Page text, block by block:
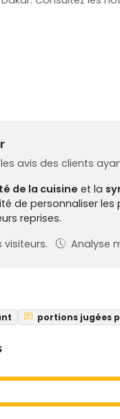
avis des clients
de la cuisine et la
de personnaliser
reprises.
visiteurs.
Analyse
portions jugées